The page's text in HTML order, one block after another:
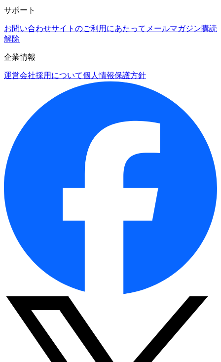
サポート
お問い合わせサイトのご利用にあたって メールマガジン購読
解除
企業情報
運営会社採用について個人情報保護方針